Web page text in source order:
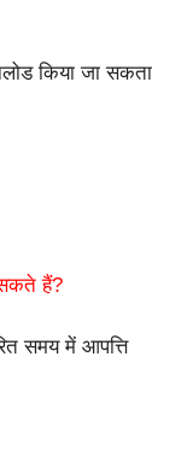
किया जा सकता
हैं?
समय में आपत्ति